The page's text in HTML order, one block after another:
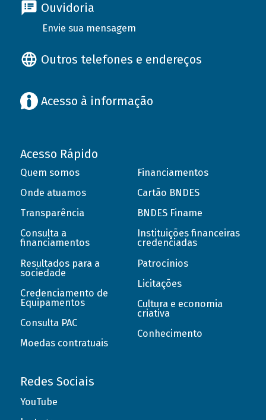
Ouvidoria
Envie sua mensagem
Outros telefones e endereços
Acesso à informação
Acesso Rápido
Quem somos
Onde atuamos
Transparência
Consulta a
financiamentos
Resultados para a
sociedade
Credenciamento de
Equipamentos
Consulta PAC
Moedas contratuais
Financiamentos
Cartão BNDES
BNDES Finame
Instituições financeiras
credenciadas
Patrocínios
Licitações
Cultura e economia
criativa
Conhecimento
Redes Sociais
YouTube